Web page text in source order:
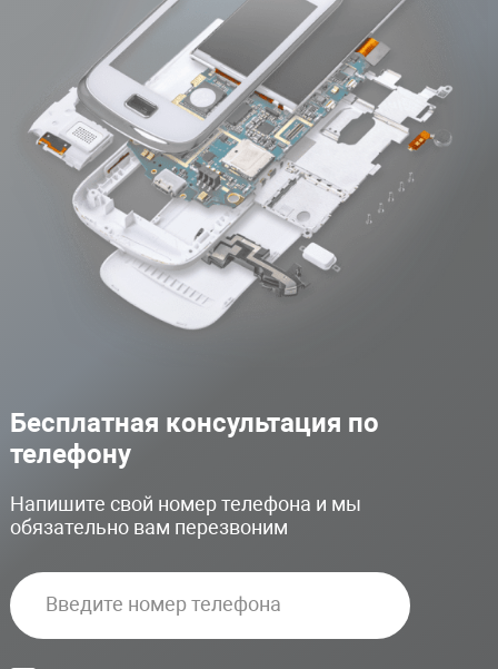
Бесплатная консультация по
телефону
Напишите свой номер телефона и мы
обязательно вам перезвоним